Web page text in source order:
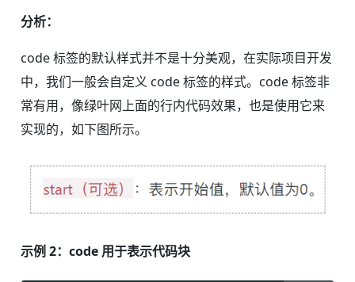
分析：
code 标签的默认样式并不是十分美观，在实际项目开发
中，我们一般会自定义 code 标签的样式。code 标签非
常有用，像绿叶网上面的行内代码效果，也是使用它来
实现的，如下图所示。
示例 2：code 用于表示代码块